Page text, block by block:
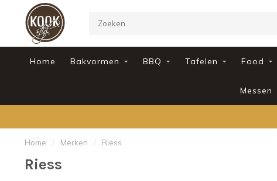
Home Bakvormen BBQ Tafelen Food
Messen
Home / Merken / Riess
Riess